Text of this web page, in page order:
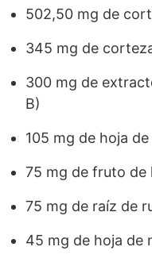
502,50 mg de
345 mg de
300 mg de
B)
105 mg de hoja
75 mg de fruto de
75 mg de raíz de
45 mg de hoja de